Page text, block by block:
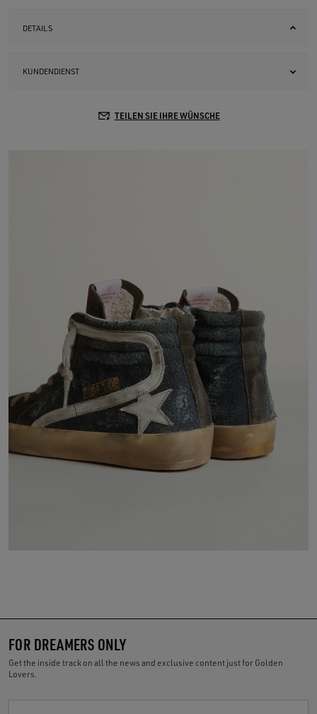
DETAILS
KUNDENDIENST
TEILEN SIE IHRE WÜNSCHE
FOR DREAMERS ONLY
Get the inside track on all the news and exclusive content just for Golden
Lovers.